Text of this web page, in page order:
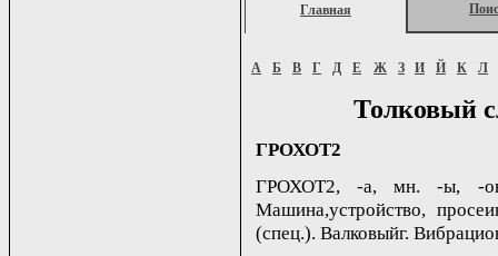
Главная
А Б В Г Д Е Ж З И Й К Л
Толковый
ГРОХОТ2
ГРОХОТ2, -а, мн. -ы, -
Машина,устройство,
(спец.). Валковыйг.